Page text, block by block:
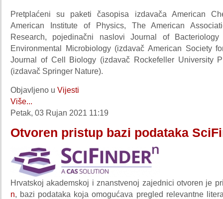
Pretplaćeni su paketi časopisa izdavača American
American Institute of Physics, The American
Research, pojedinačni naslovi Journal of
Environmental Microbiology (izdavač American Society
Journal of Cell Biology (izdavač Rockefeller University
(izdavač Springer Nature).
Objavljeno u Vijesti
Više...
Petak, 03 Rujan 2021 11:19
Otvoren pristup bazi podataka
Hrvatskoj akademskoj i znanstvenoj zajednici otvoren je
n, bazi podataka koja omogućava pregled relevantne